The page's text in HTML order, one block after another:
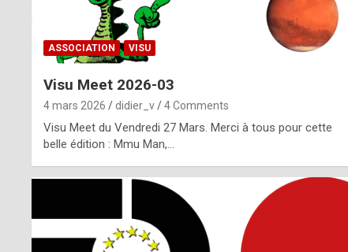
m
ASSOCIATION VISU
Visu Meet 2026-03
4 mars 2026 didier_v 4 Comments
Visu Meet du Vendredi 27 Mars. Merci à tous pour cette
belle édition : Mmu Man,…